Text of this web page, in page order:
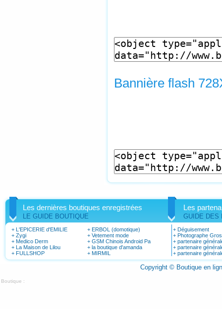
Bannière flash
Les dernières boutiques enregistrées
LE GUIDE BOUTIQUE
Les
GUIDE DES
+ L'EPICERIE d'EMILIE
+ Zygi
+ Medico Derm
+ La Maison de Lilou
+ FULLSHOP
+ ERBOL (domotique)
+ Vetement mode
+ GSM Chinois Android Pa
+ la boutique d'amanda
+ MIRMIL
+ Déguisement
+ Photographe
+ partenaire
+ partenaire
+ partenaire
Copyright © Boutique en
Boutique :